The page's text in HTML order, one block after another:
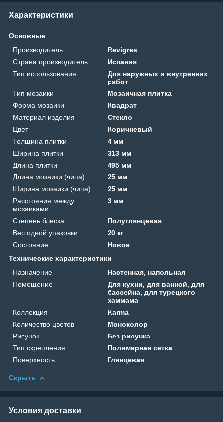
Характеристики
Основные
Производитель
Revigres
Страна производитель
Испания
Тип использования
Для наружных и внутренних
работ
Тип мозаики
Мозаичная плитка
Форма мозаики
Квадрат
Материал изделия
Стекло
Цвет
Коричневый
Толщина плитки
4 мм
Ширина плитки
313 мм
Длина плитки
495 мм
Длина мозаики (чипа)
25 мм
Ширина мозаики (чипа)
25 мм
Расстояния между
мозаиками
3 мм
Степень блеска
Полуглянцевая
Вес одной упаковки
20 кг
Состояние
Новое
Технические характеристики
Назначение
Настенная, напольная
Помещение
Для кухни, для ванной, для
бассейна, для турецкого
хаммама
Коллекция
Karma
Количество цветов
Моноколор
Рисунок
Без рисунка
Тип скрепления
Полимерная сетка
Поверхность
Глянцевая
Скрыть
Условия доставки